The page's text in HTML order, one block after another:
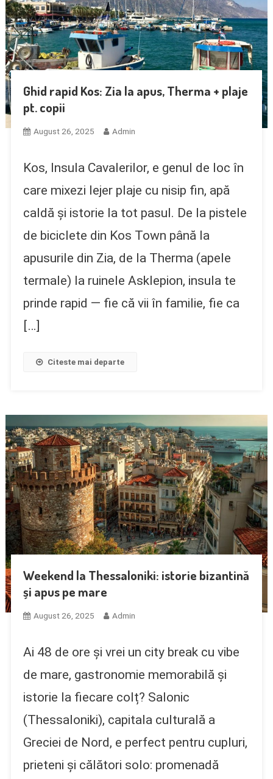
Ghid rapid Kos: Zia la apus, Therma + plaje
pt. copii
August 26, 2025 Admin
Kos, Insula Cavalerilor, e genul de loc în
care mixezi lejer plaje cu nisip fin, apă
caldă și istorie la tot pasul. De la pistele
de biciclete din Kos Town până la
apusurile din Zia, de la Therma (apele
termale) la ruinele Asklepion, insula te
prinde rapid — fie că vii în familie, fie ca
[…]
Citeste mai departe
Weekend la Thessaloniki: istorie bizantină
și apus pe mare
August 26, 2025 Admin
Ai 48 de ore și vrei un city break cu vibe
de mare, gastronomie memorabilă și
istorie la fiecare colț? Salonic
(Thessaloniki), capitala culturală a
Greciei de Nord, e perfect pentru cupluri,
prieteni și călători solo: promenadă